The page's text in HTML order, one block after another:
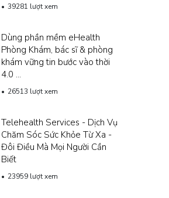
39281 lượt xem
Dùng phần mềm eHealth
Phòng Khám, bác sĩ & phòng
khám vững tin bước vào thời
4.0 ...
26513 lượt xem
Telehealth Services - Dịch Vụ
Chăm Sóc Sức Khỏe Từ Xa -
Đôi Điều Mà Mọi Người Cần
Biết
23959 lượt xem